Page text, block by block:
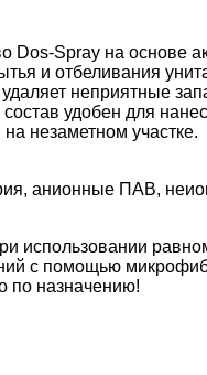
Dos-Spray на основе
и отбеливания
неприятные
удобен для
незаметном участке.
анионные ПАВ,
использовании
с помощью
по назначению!